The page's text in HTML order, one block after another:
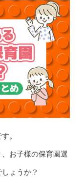
。
お子様の保育園選
ょうか？